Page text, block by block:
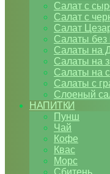
Салат с
Салат с
Салат
Салаты без
Салаты на
Салаты на
Салаты на
Салаты с
Слоеный
НАПИТКИ
Пунш
Чай
Кофе
Квас
Морс
Сбитень